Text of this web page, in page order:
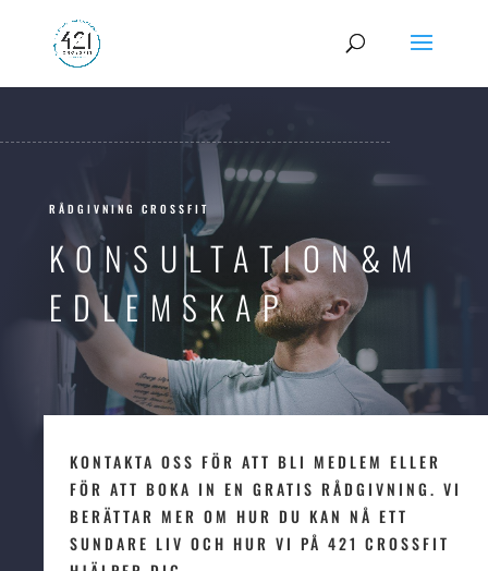
RÅDGIVNING CROSSFIT
KONSULTATION&M
EDLEMSKAP
KONTAKTA OSS FÖR ATT BLI MEDLEM ELLER
FÖR ATT BOKA IN EN GRATIS RÅDGIVNING. VI
BERÄTTAR MER OM HUR DU KAN NÅ ETT
SUNDARE LIV OCH HUR VI PÅ 421 CROSSFIT